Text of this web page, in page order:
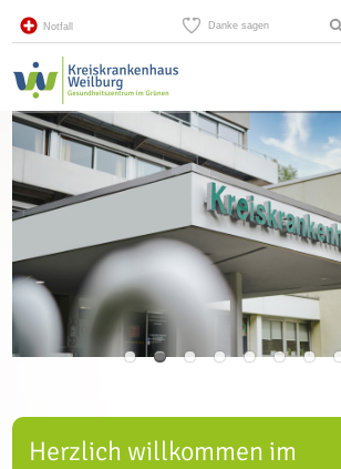
Notfall Danke sagen
Herzlich willkommen im